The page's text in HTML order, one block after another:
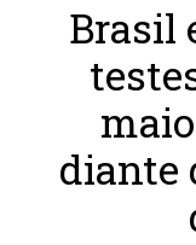
Brasil
diante